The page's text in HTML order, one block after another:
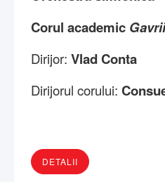
Corul academic
Dirijor: Vlad Conta
Dirijorul corului:
DETALII